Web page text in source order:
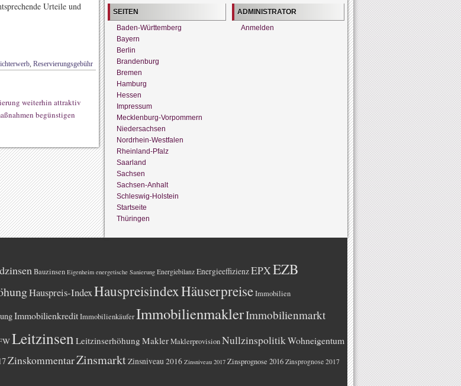
Urteile und
, Reservierungsgebühr
weiterhin attraktiv
begünstigen
SEITEN
Baden-Württemberg
Bayern
Berlin
Brandenburg
Bremen
Hamburg
Hessen
Impressum
Mecklenburg-Vorpommern
Niedersachsen
Nordrhein-Westfalen
Rheinland-Pfalz
Saarland
Sachsen
Sachsen-Anhalt
Schleswig-Holstein
Startseite
Thüringen
ADMINISTRATOR
Anmelden
Bauzinsen Eigenheim energetische Sanierung Energiebilanz EnergieeffizienzEPXEZB
Hauspreis-IndexHauspreisindexHäuserpreiseImmobilien
ImmobilienkreditImmobilienkäuferImmobilienmaklerImmobilienmarkt
Leitzinsen Leitzinserhöhung MaklerMaklerprovisionNullzinspolitikWohneigentum
ZinskommentarZinsmarktZinsniveau 2016 Zinsniveau 2017 Zinsprognose 2016 Zinsprognose 2017